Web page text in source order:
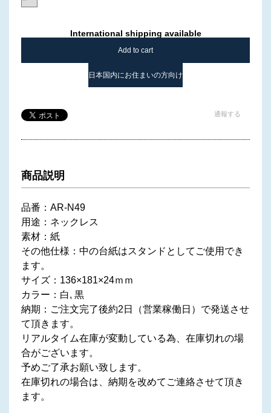
International shipping available
Add to cart
日本国内にお住まいの方向け
通報する
商品説明
品番：AR-N49
用途：ネックレス
素材：紙
その他仕様：中の台紙はスタンドとしてご使用でき
ます。
サイズ：136×181×24ｍｍ
カラー：白, 黒
納期：ご注文完了後約2日（営業稼働日）で発送させ
て頂きます。
リアルタイム在庫が変動している為、在庫切れの場
合がございます。
予めご了承お願い致します。
在庫切れの場合は、納期を改めてご連絡させて頂き
ます。